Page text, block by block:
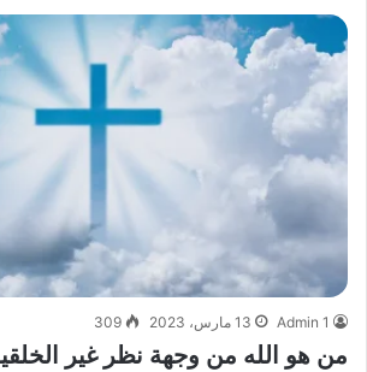
Admin 1 13 مارس، 2023 309
من هو الله من وجهة نظر غير